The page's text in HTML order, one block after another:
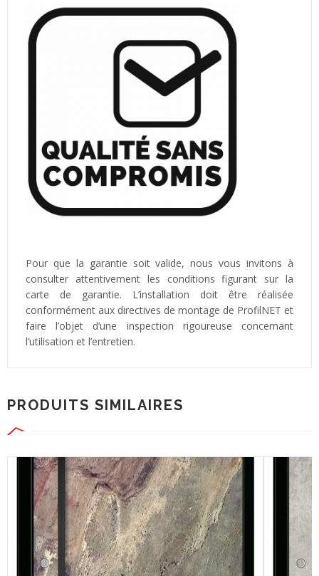
Pour que la garantie soit valide, nous vous invitons à
consulter attentivement les conditions figurant sur la
carte de garantie. L’installation doit être réalisée
conformément aux directives de montage de ProfilNET et
faire l’objet d’une inspection rigoureuse concernant
l’utilisation et l’entretien.
PRODUITS SIMILAIRES